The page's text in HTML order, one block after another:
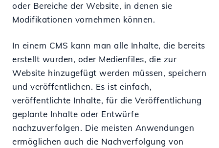
oder Bereiche der Website, in denen sie
Modifikationen vornehmen können.
In einem CMS kann man alle Inhalte, die bereits
erstellt wurden, oder Medienfiles, die zur
Website hinzugefügt werden müssen, speichern
und veröffentlichen. Es ist einfach,
veröffentlichte Inhalte, für die Veröffentlichung
geplante Inhalte oder Entwürfe
nachzuverfolgen. Die meisten Anwendungen
ermöglichen auch die Nachverfolgung von